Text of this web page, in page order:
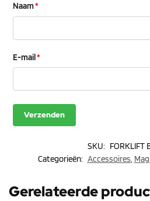
Naam*
E-mail*
SKU: FORKLIFT
Categorieën: Accessoires,
Gerelateerde